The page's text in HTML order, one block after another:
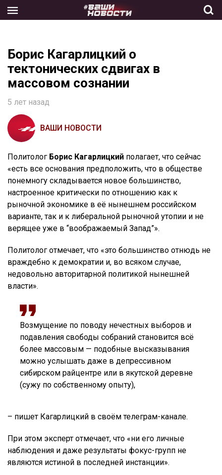
the
Борис Кагарлицкий о
тектонических сдвигах в
массовом сознании
5 лет назад
ВАШИ НОВОСТИ
Политолог Борис Кагарлицкий полагает, что сейчас
«есть все основания предположить, что в обществе
понемногу складывается новое большинство,
настроенное критически по отношению как к
рыночной экономике в её нынешнем российском
варианте, так и к либеральной рыночной утопии и не
верящее уже в “воображаемый Запад”».
Политолог отмечает, что «это большинство отнюдь не
враждебно к демократии и, во всяком случае,
недовольно авторитарной политикой нынешней
власти».
Возмущение по поводу нечестных выборов и
подавления свободы собраний становится всё
более массовым — подобные высказывания
можно услышать даже в депрессивном
сибирском райцентре или в якутской деревне
(сужу по собственному опыту),
– пишет Кагарлицкий в своём телеграм-канале.
При этом эксперт отмечает, что «ни его личные
наблюдения и даже результаты фокус-групп не
являются истиной в последней инстанции».